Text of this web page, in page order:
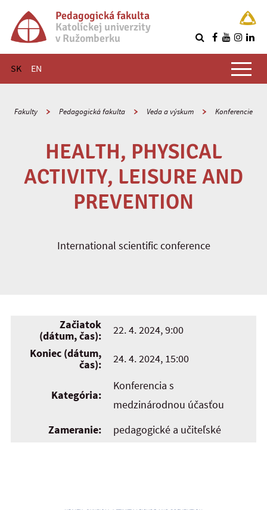
Pedagogická fakulta
Katolíckej univerzity
v Ružomberku
SK EN
Hlavné menu
Fakulty Pedagogická fakulta Veda a výskum Konferencie
HEALTH, PHYSICAL
ACTIVITY, LEISURE AND
PREVENTION
International scientific conference
Začiatok
(dátum, čas):
22. 4. 2024, 9:00
Koniec (dátum,
čas):
24. 4. 2024, 15:00
Kategória:
Konferencia s
medzinárodnou účasťou
Zameranie:
pedagogické a učiteľské